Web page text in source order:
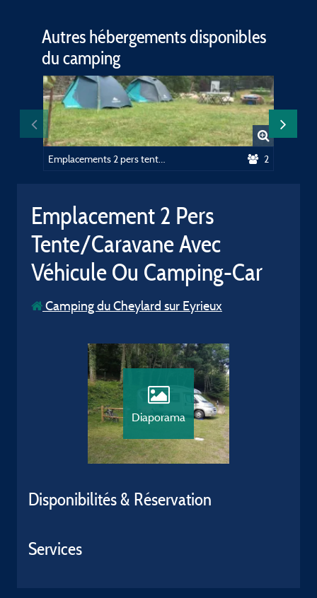
Autres hébergements disponibles
du camping
2
Emplacement 2 Pers
Tente/Caravane Avec
Véhicule Ou Camping-Car
Camping du Cheylard sur Eyrieux
Diaporama
Disponibilités & Réservation
Services